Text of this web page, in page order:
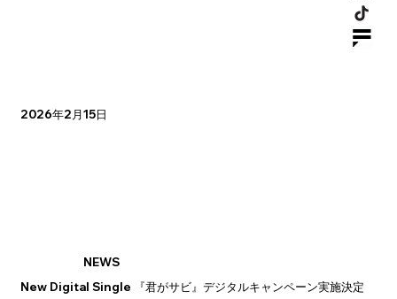
2026年2月15日
NEWS
New Digital Single 『君がサビ』デジタルキャンペーン実施決定